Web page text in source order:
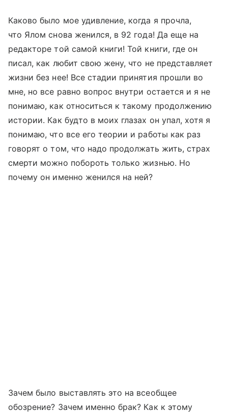
Каково было мое удивление, когда я прочла,
что Ялом снова женился, в 92 года! Да еще на
редакторе той самой книги! Той книги, где он
писал, как любит свою жену, что не представляет
жизни без нее! Все стадии принятия прошли во
мне, но все равно вопрос внутри остается и я не
понимаю, как относиться к такому продолжению
истории. Как будто в моих глазах он упал, хотя я
понимаю, что все его теории и работы как раз
говорят о том, что надо продолжать жить, страх
смерти можно побороть только жизнью. Но
почему он именно женился на ней?
Зачем было выставлять это на всеобщее
обозрение? Зачем именно брак? Как к этому